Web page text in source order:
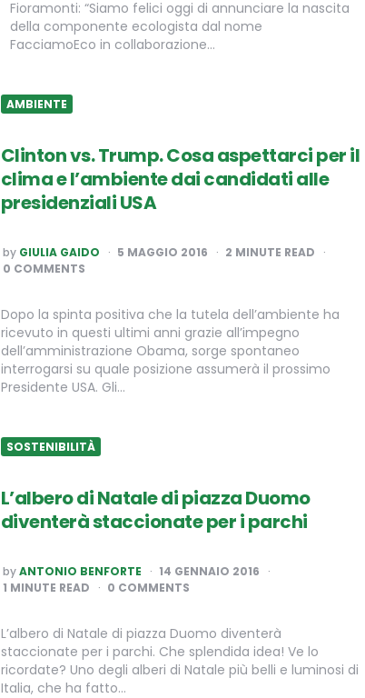
Fioramonti: “Siamo felici oggi di annunciare la nascita
della componente ecologista dal nome
FacciamoEco in collaborazione…
AMBIENTE
Clinton vs. Trump. Cosa aspettarci per il
clima e l’ambiente dai candidati alle
presidenziali USA
POSTED
BY
by GIULIA GAIDO 5 MAGGIO 2016 2 MINUTE READ
0 COMMENTS
Dopo la spinta positiva che la tutela dell’ambiente ha
ricevuto in questi ultimi anni grazie all’impegno
dell’amministrazione Obama, sorge spontaneo
interrogarsi su quale posizione assumerà il prossimo
Presidente USA. Gli…
SOSTENIBILITÀ
L’albero di Natale di piazza Duomo
diventerà staccionate per i parchi
POSTED
BY
byANTONIO BENFORTE
14 GENNAIO 2016
1 MINUTE READ 0 COMMENTS
L’albero di Natale di piazza Duomo diventerà
staccionate per i parchi. Che splendida idea! Ve lo
ricordate? Uno degli alberi di Natale più belli e luminosi di
Italia, che ha fatto…